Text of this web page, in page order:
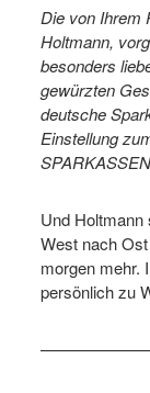
Die von Ihrem
Holtmann,
besonders
gewürzten
deutsche
Einstellung
Und
West nach
morgen mehr.
persönlich zu